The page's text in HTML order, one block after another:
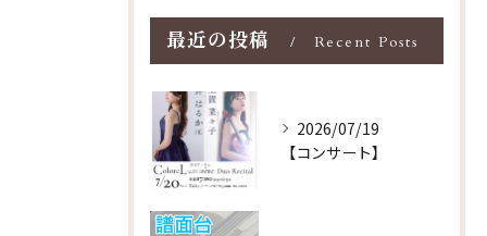
最近の投稿 Recent Posts
2026/07/19
【コンサート】